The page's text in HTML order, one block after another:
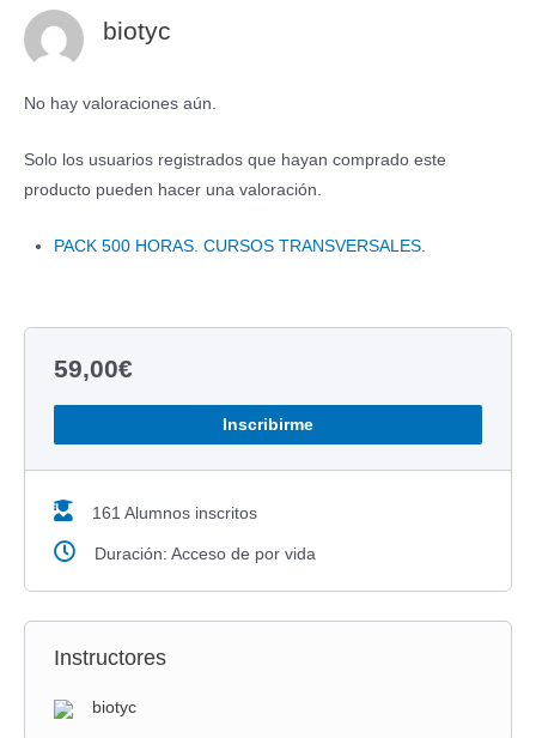
biotyc
No hay valoraciones aún.
Solo los usuarios registrados que hayan comprado este
producto pueden hacer una valoración.
PACK 500 HORAS. CURSOS TRANSVERSALES.
59,00€
Inscribirme
161 Alumnos inscritos
Duración: Acceso de por vida
Instructores
biotyc